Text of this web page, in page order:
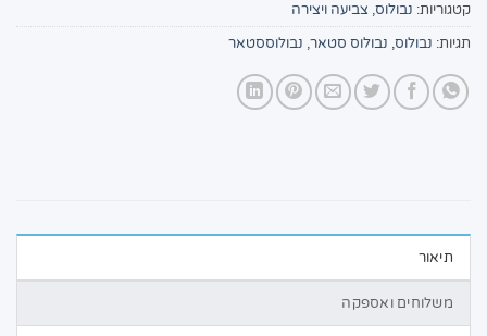
קטגוריות: נבולוס, צביעה ויצירה
תגיות: נבולוס, נבולוס סטאר, נבולוססטאר
תיאור
משלוחים ואספקה